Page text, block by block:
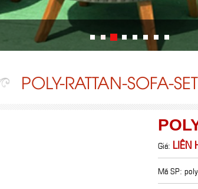
POLY-RATTAN-SOFA-
Giá: LIÊN
Mã SP: